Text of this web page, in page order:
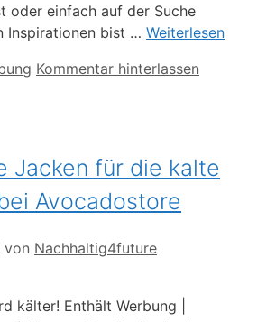
oder einfach auf der Suche
Inspirationen bist … Weiterlesen
Kommentar hinterlassen
Jacken für die kalte
Avocadostore
von Nachhaltig4future
kälter! Enthält Werbung |